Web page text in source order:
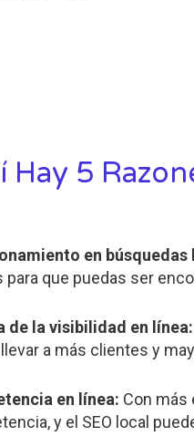
Hay 5
en búsquedas
para que puedas ser
de la visibilidad en línea:
a más clientes y
en línea: Con más
y el SEO local